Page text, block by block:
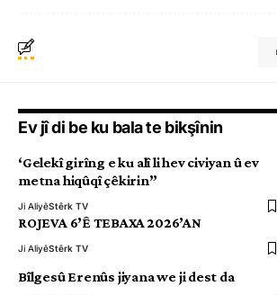
Ev jî di be ku bala te bikşînin
‘Gelekî girîng e ku alî li hev civiyan û ev
metna hiqûqî çêkirin”
Ji AliyêStêrk TV
ROJEVA 6’Ê TEBAXA 2026’AN
Ji AliyêStêrk TV
Bîlgesû Erenûs jiyana we ji dest da